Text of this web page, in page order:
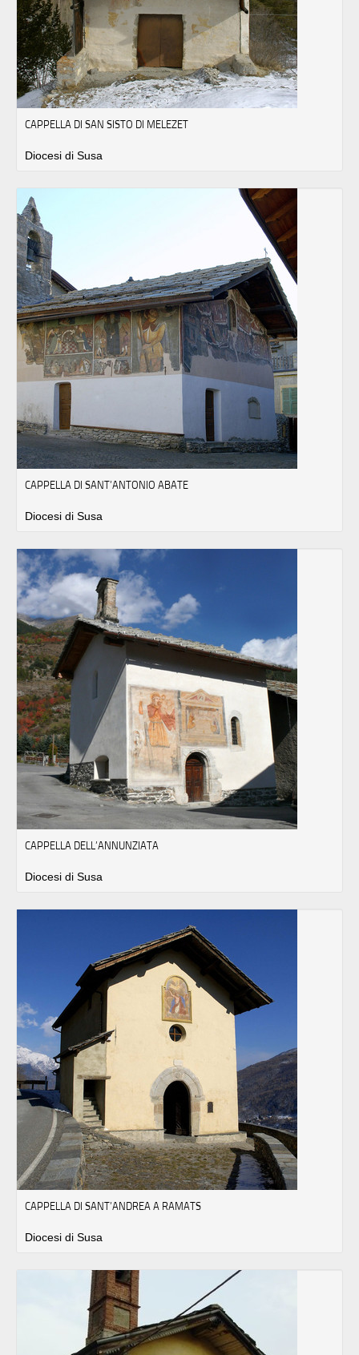
CAPPELLA DI SAN SISTO DI MELEZET
Diocesi di Susa
CAPPELLA DI SANT’ANTONIO ABATE
Diocesi di Susa
CAPPELLA DELL’ANNUNZIATA
Diocesi di Susa
CAPPELLA DI SANT’ANDREA A RAMATS
Diocesi di Susa